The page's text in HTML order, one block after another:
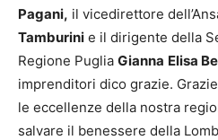
Pagani, il vicedirettore
Tamburini e il dirigente della
Regione Puglia Gianna Elisa
imprenditori dico grazie.
le eccellenze della nostra
salvare il benessere della